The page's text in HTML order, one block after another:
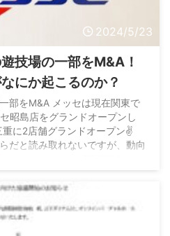
2024/5/23
技場の一部をM&A！
にか起こるのか？
部をM&A メッセは現在関東で
昭島店をグランドオープンし
重に2店舗グランドオープン✌
だと読み取れないですが、動向